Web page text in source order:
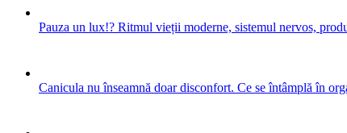
Pauza un lux!? Ritmul vieții moderne, sistemul nervos,
Canicula nu înseamnă doar disconfort. Ce se întâmplă în